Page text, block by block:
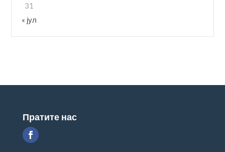
31
« јул
Пратите нас